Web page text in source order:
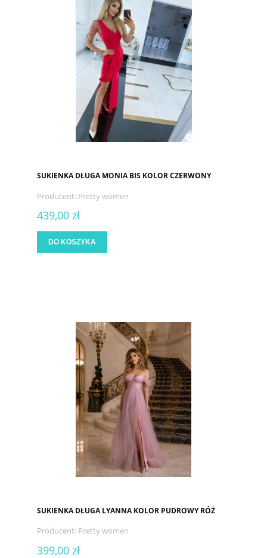
SUKIENKA DŁUGA MONIA BIS KOLOR CZERWONY
Producent: Pretty women
439,00 zł
DO KOSZYKA
SUKIENKA DŁUGA LYANNA KOLOR PUDROWY RÓŻ
Producent: Pretty women
399,00 zł